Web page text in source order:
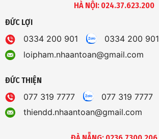
HÀ NỘI: 024.37.623.200
ĐỨC LỢI
0334 200 901
0334 200 901
loipham.nhaantoan@gmail.com
ĐỨC THIỆN
077 319 7777
077 319 7777
thiendd.nhaantoan@gmail.com